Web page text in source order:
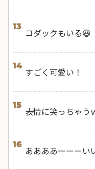
13
コダックもいる😆
14
すごく可愛い！
15
表情に笑っちゃう
16
ああああーーーい